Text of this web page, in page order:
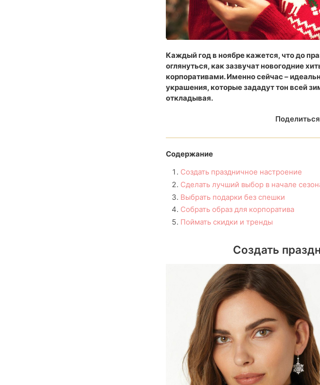
Каждый год в ноябре кажется, что до
оглянуться, как зазвучат новогодние
корпоративами. Именно сейчас –
украшения, которые зададут тон всей
откладывая.
Содержание
Создать праздничное настроение
Сделать лучший выбор в начале
Выбрать подарки без спешки
Собрать образ для корпоратива
Поймать скидки и тренды
Создать